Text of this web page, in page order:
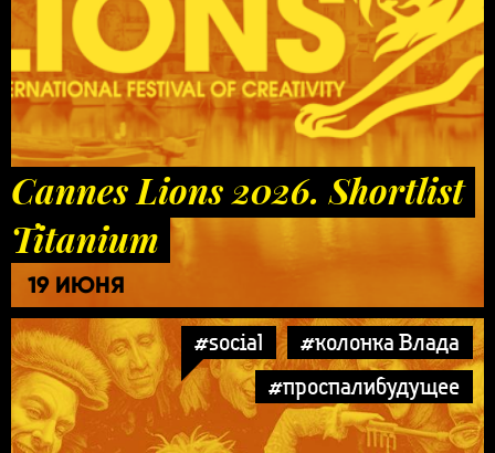
Cannes Lions 2026. Shortlist
Titanium
19 ИЮНЯ
#social
#колонка Влада
#проспалибудущее